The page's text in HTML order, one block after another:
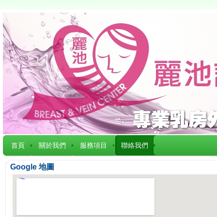
首頁 關於我們 服務項目 聯絡我們
Google 地圖